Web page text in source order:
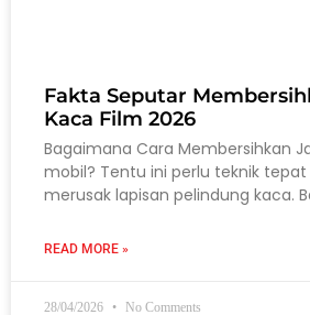
Fakta Seputar
Kaca Film 2026
Bagaimana Cara Membersihkan
mobil? Tentu ini perlu teknik
merusak lapisan pelindung kaca.
READ MORE »
28/04/2026 No Comments